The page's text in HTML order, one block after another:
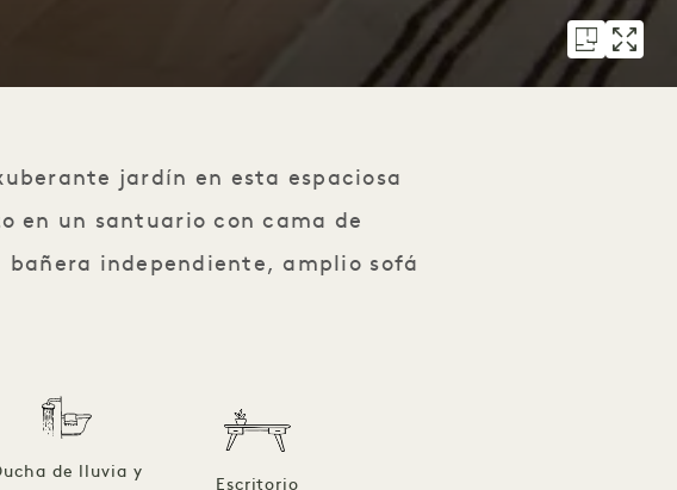
jardín en esta espaciosa
en un santuario con cama de
independiente, amplio sofá
de lluvia y
Escritorio